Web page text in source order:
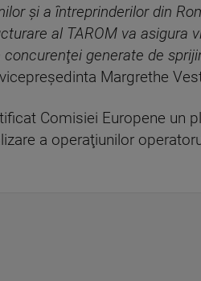
şi a întreprinderilor din
al TAROM va asigura
generate de
Margrethe
Comisiei Europene un
a operaţiunilor